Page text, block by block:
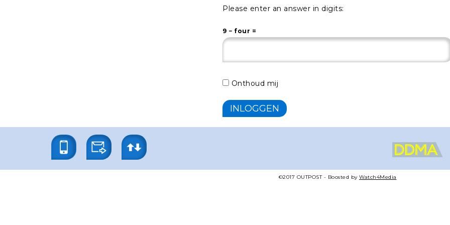
Please enter an answer in digits:
9 − four =
Onthoud mij
©2017 OUTPOST- Boosted by Watch4Media